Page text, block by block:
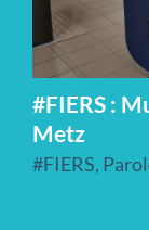
#FIERS :
Metz
#FIERS,